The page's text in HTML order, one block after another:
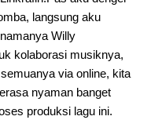
langsung aku
Willy
kolaborasi musiknya,
via online, kita
nyaman banget
produksi lagu ini.